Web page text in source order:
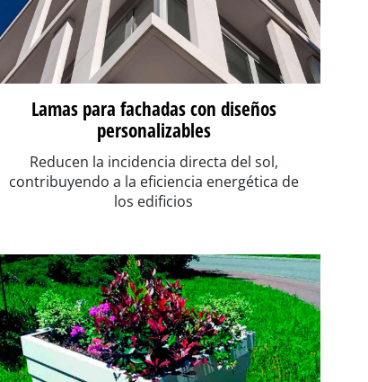
Lamas para fachadas con diseños
personalizables
Reducen la incidencia directa del sol,
contribuyendo a la eficiencia energética de
los edificios